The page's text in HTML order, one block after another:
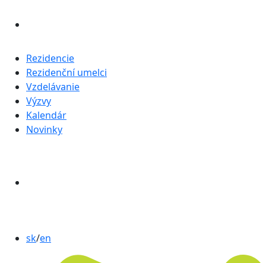
Rezidencie
Rezidenční umelci
Vzdelávanie
Výzvy
Kalendár
Novinky
sk/en